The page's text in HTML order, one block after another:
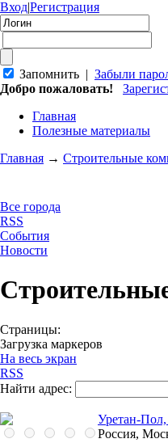
Вход|Регистрация
Запомнить | Забыли
Добро пожаловать!
Главная
Полезные материалы
Главная → Строительные
Все города
RSS
События
Новости
Страницы:
Загрузка маркеров
На весь экран
RSS
Найти адрес:
Уретан-
Россия,